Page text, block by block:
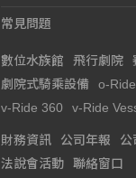
常見問題
數位水族館 飛行劇院
劇院式騎乘設備
o-Ride
v-Ride 360
v-Ride
財務資訊 公司年報 公
法說會活動
聯絡窗口